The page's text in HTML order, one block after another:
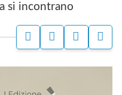
si incontrano